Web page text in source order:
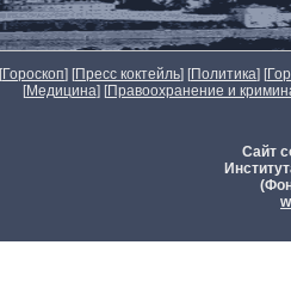
[Гороскоп] [Пресс коктейль] [Политика] [
[Медицина] [Правоохранение и
Сайт